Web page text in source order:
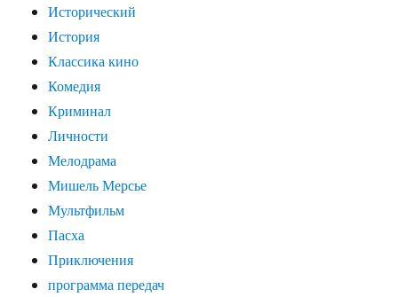
Исторический
История
Классика кино
Комедия
Криминал
Личности
Мелодрама
Мишель Мерсье
Мультфильм
Пасха
Приключения
программа передач